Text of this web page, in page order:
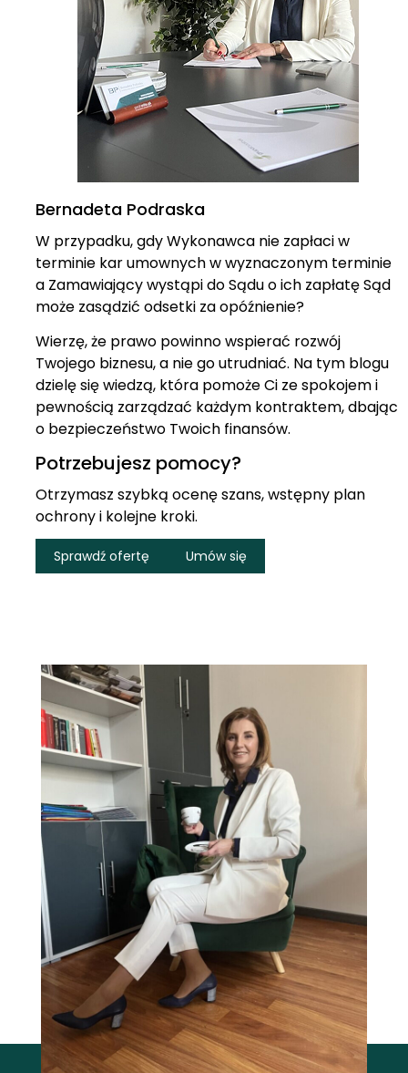
Bernadeta Podraska
W przypadku, gdy Wykonawca nie zapłaci w
terminie kar umownych w wyznaczonym terminie
a Zamawiający wystąpi do Sądu o ich zapłatę Sąd
może zasądzić odsetki za opóźnienie?
Wierzę, że prawo powinno wspierać rozwój
Twojego biznesu, a nie go utrudniać. Na tym blogu
dzielę się wiedzą, która pomoże Ci ze spokojem i
pewnością zarządzać każdym kontraktem, dbając
o bezpieczeństwo Twoich finansów.
Potrzebujesz pomocy?
Otrzymasz szybką ocenę szans, wstępny plan
ochrony i kolejne kroki.
Sprawdź ofertę Umów się